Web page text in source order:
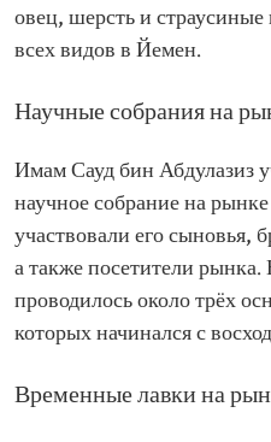
овец, шерсть и
всех видов в Йемен.
Научные собрания на
Имам Сауд бин Абдулазиз
научное собрание на
участвовали его сыновья,
а также посетители
проводилось около трёх
которых начинался с
Временные лавки на